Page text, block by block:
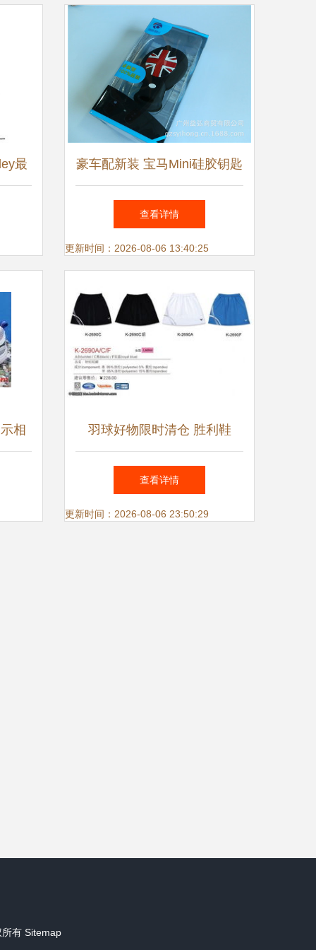
最 豪车配新装 宝马Mini硅胶钥匙
包的居家实用美学
查看详情
更新时间：2026-08-06 13:40:25
相 羽球好物限时清仓 胜利鞋
服、高神线、阿尔法吸汗带惊
喜特价
查看详情
更新时间：2026-08-06 23:50:29
有 Sitemap